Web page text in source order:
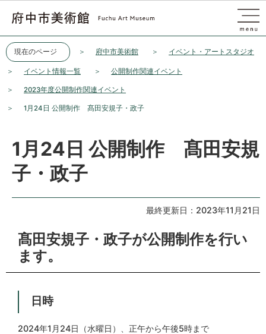
現在のページ 府中市美術館 イベント・アートスタジオ
イベント情報一覧 公開制作関連イベント
2023年度公開制作関連イベント
1月24日 公開制作 髙田安規子・政子
1月24日 公開制作 髙田安規
子・政子
最終更新日：2023年11月21日
髙田安規子・政子が公開制作を行い
ます。
日時
2024年1月24日（水曜日）、正午から午後5時まで